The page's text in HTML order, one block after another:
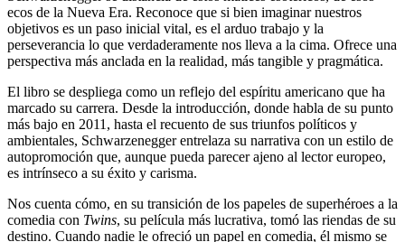
ecos de la Nueva Era. Reconoce que si bien imaginar nuestros
objetivos es un paso inicial vital, es el arduo trabajo y la
perseverancia lo que verdaderamente nos lleva a la cima. Ofrece una
perspectiva más anclada en la realidad, más tangible y pragmática.
El libro se despliega como un reflejo del espíritu americano que ha
marcado su carrera. Desde la introducción, donde habla de su punto
más bajo en 2011, hasta el recuento de sus triunfos políticos y
ambientales, Schwarzenegger entrelaza su narrativa con un estilo de
autopromoción que, aunque pueda parecer ajeno al lector europeo,
es intrínseco a su éxito y carisma.
Nos cuenta cómo, en su transición de los papeles de superhéroes a la
comedia con Twins, su película más lucrativa, tomó las riendas de su
destino. Cuando nadie le ofreció un papel en comedia, él mismo se